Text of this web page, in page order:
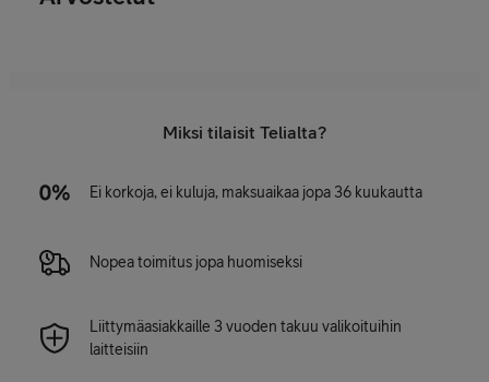
Miksi tilaisit Telialta?
Ei korkoja, ei kuluja, maksuaikaa jopa 36 kuukautta
Nopea toimitus jopa huomiseksi
Liittymäasiakkaille 3 vuoden takuu valikoituihin
laitteisiin